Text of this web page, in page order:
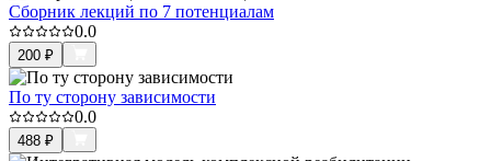
Сборник лекций по 7 потенциалам
0.0
200 ₽
По ту сторону зависимости
0.0
488 ₽